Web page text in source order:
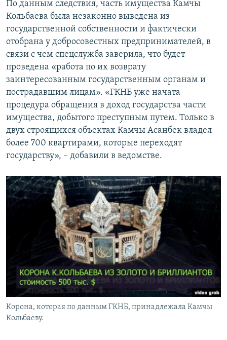
По данным следствия, часть имущества Камчы
Кольбаева была незаконно выведена из
государственной собственности и фактически
отобрана у добросовестных предпринимателей, в
связи с чем спецслужба заверила, что будет
проведена «работа по их возврату
заинтересованным государственным органам и
пострадавшим лицам». «ГКНБ уже начата
процедура обращения в доход государства части
имущества, добытого преступным путем. Только в
двух строящихся объектах Камчы Асанбек владел
более 700 квартирами, которые переходят
государству», – добавили в ведомстве.
Корона, которая по данным ГКНБ, принадлежала Камчы
Кольбаеву.